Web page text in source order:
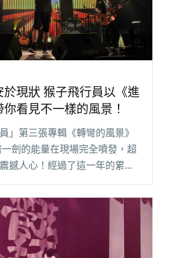
於現狀 猴子飛行員以《進
看見不一樣的風景！
」第三張專輯《轉彎的風景》
劍的能量在現場完全噴發，超
撼人心！經過了這一年的累積
員將於 12/9 在永豐 Legacy
進化演唱會》，結合閱讀
安於現狀 猴子飛行員以《進化
不一樣的風景！"